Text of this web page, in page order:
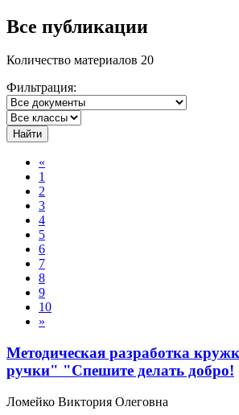
Все публикации
Количество материалов 20
Фильтрация:
Найти
«
1
2
3
4
5
6
7
8
9
10
»
Методическая разработка
ручки" "Спешите делать добро!
Ломейко Виктория Олеговна